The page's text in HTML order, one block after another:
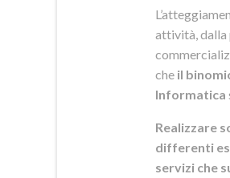
attività, dalla
che il
Informatica
Realizzare
differenti
servizi che